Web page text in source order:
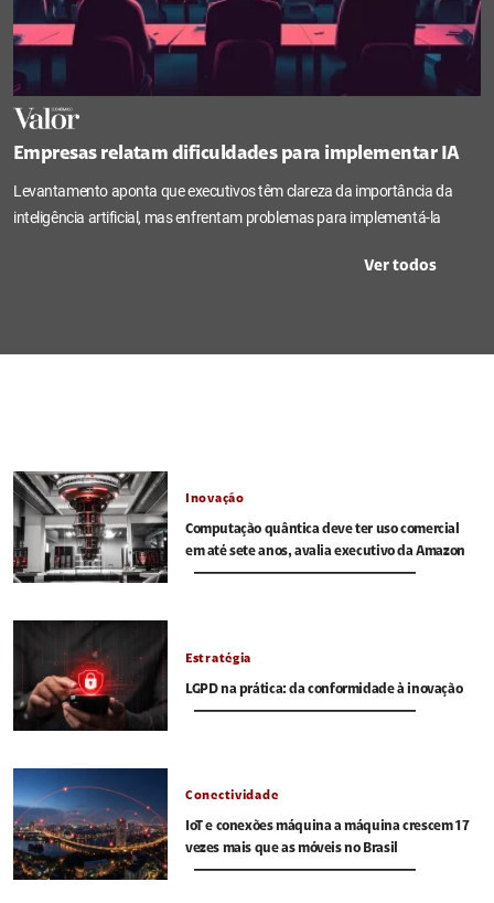
Empresas relatam dificuldades para implementar IA
Levantamento aponta que executivos têm clareza da importância da
inteligência artificial, mas enfrentam problemas para implementá-la
Ver todos
Inovação
Computação quântica deve ter uso comercial
em até sete anos, avalia executivo da Amazon
Estratégia
LGPD na prática: da conformidade à inovação
Conectividade
IoT e conexões máquina a máquina crescem 17
vezes mais que as móveis no Brasil